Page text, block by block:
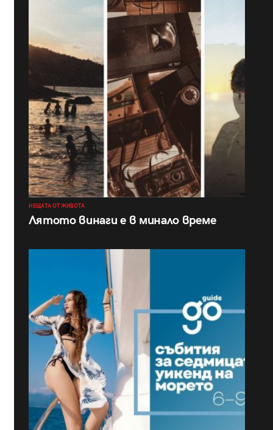
НЕЩАТА ОТ ЖИВОТА
Лятото винаги е в минало време